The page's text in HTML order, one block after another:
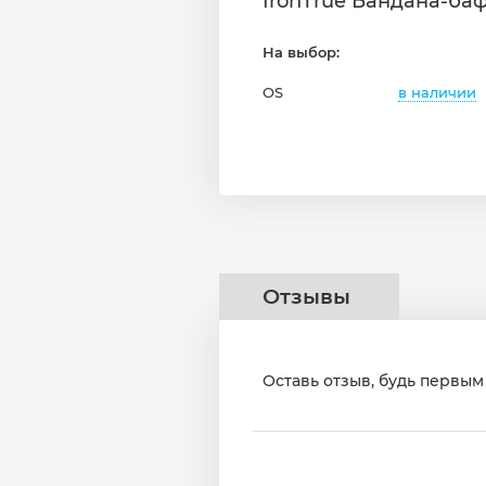
На выбор:
OS в наличии
Отзывы
Оставь отзыв, будь первым